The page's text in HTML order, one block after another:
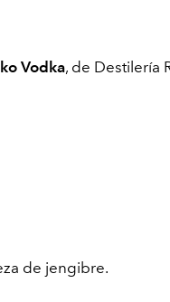
Vodka, de Destilería
de jengibre.